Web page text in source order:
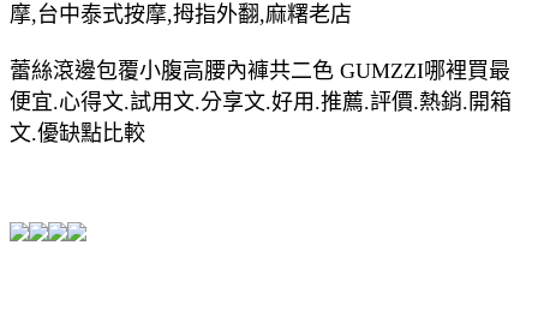
摩,台中泰式按摩,拇指外翻,麻糬老店
蕾絲滾邊包覆小腹高腰內褲共二色 GUMZZI哪裡買最
便宜.心得文.試用文.分享文.好用.推薦.評價.熱銷.開箱
文.優缺點比較